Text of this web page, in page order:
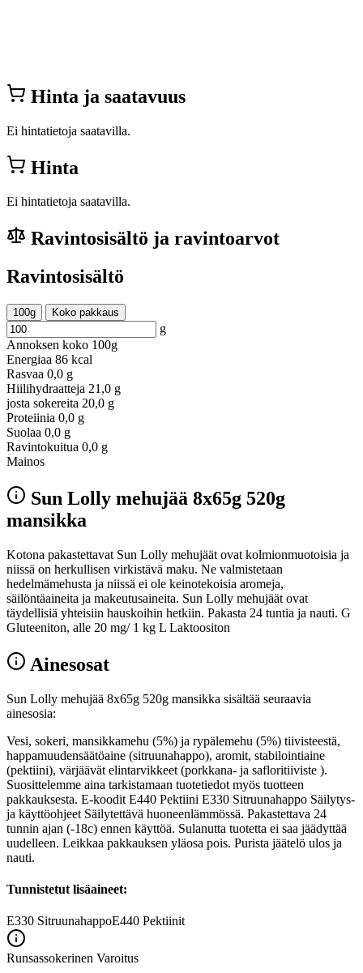
Hinta ja saatavuus
Ei hintatietoja saatavilla.
Hinta
Ei hintatietoja saatavilla.
Ravintosisältö ja ravintoarvot
Ravintosisältö
100g Koko pakkaus
g
Annoksen koko 100g
Energiaa 86 kcal
Rasvaa 0,0 g
Hiilihydraatteja 21,0 g
josta sokereita 20,0 g
Proteiinia 0,0 g
Suolaa 0,0 g
Ravintokuitua 0,0 g
Mainos
Sun Lolly mehujää 8x65g 520g
mansikka
Kotona pakastettavat Sun Lolly mehujäät ovat kolmionmuotoisia ja
niissä on herkullisen virkistävä maku. Ne valmistetaan
hedelmämehusta ja niissä ei ole keinotekoisia aromeja,
säilöntäaineita ja makeutusaineita. Sun Lolly mehujäät ovat
täydellisiä yhteisiin hauskoihin hetkiin. Pakasta 24 tuntia ja nauti. G
Gluteeniton, alle 20 mg/ 1 kg L Laktoositon
Ainesosat
Sun Lolly mehujää 8x65g 520g mansikka sisältää seuraavia
ainesosia:
Vesi, sokeri, mansikkamehu (5%) ja rypälemehu (5%) tiivisteestä,
happamuudensäätöaine (sitruunahappo), aromit, stabilointiaine
(pektiini), värjäävät elintarvikkeet (porkkana- ja safloritiiviste ).
Suosittelemme aina tarkistamaan tuotetiedot myös tuotteen
pakkauksesta. E-koodit E440 Pektiini E330 Sitruunahappo Säilytys-
ja käyttöohjeet Säilytettävä huoneenlämmössä. Pakastettava 24
tunnin ajan (-18c) ennen käyttöä. Sulanutta tuotetta ei saa jäädyttää
uudelleen. Leikkaa pakkauksen yläosa pois. Purista jäätelö ulos ja
nauti.
Tunnistetut lisäaineet:
E330 SitruunahappoE440 Pektiinit
Runsassokerinen Varoitus